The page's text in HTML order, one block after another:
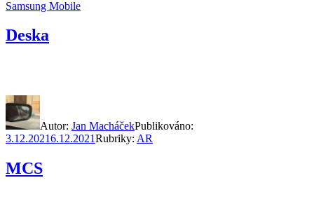
Samsung Mobile
Deska
Autor: Jan MacháčekPublikováno:
3.12.20216.12.2021Rubriky: AR
MCS